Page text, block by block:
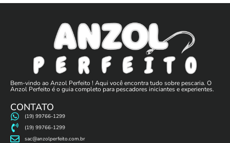
Bem-vindo ao Anzol Perfeito ! Aqui você encontra tudo sobre pescaria. O
Anzol Perfeito é o guia completo para pescadores iniciantes e experientes.
CONTATO
(19) 99766-1299
(19) 99766-1299
sac@anzolperfeito.com.br